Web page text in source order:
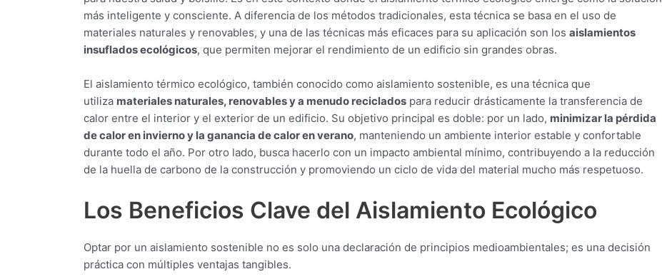
más inteligente y consciente. A diferencia de los métodos tradicionales, esta técnica se basa en el uso de
materiales naturales y renovables, y una de las técnicas más eficaces para su aplicación son los aislamientos
insuflados ecológicos, que permiten mejorar el rendimiento de un edificio sin grandes obras.
El aislamiento térmico ecológico, también conocido como aislamiento sostenible, es una técnica que
utiliza materiales naturales, renovables y a menudo reciclados para reducir drásticamente la transferencia de
calor entre el interior y el exterior de un edificio. Su objetivo principal es doble: por un lado, minimizar la pérdida
de calor en invierno y la ganancia de calor en verano, manteniendo un ambiente interior estable y confortable
durante todo el año. Por otro lado, busca hacerlo con un impacto ambiental mínimo, contribuyendo a la reducción
de la huella de carbono de la construcción y promoviendo un ciclo de vida del material mucho más respetuoso.
Los Beneficios Clave del Aislamiento Ecológico
Optar por un aislamiento sostenible no es solo una declaración de principios medioambientales; es una decisión
práctica con múltiples ventajas tangibles.